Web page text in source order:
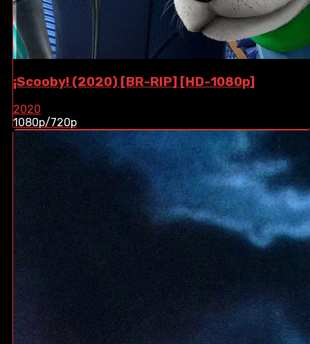
¡Scooby! (2020) [BR-RIP] [HD-1080p]
2020
1080p/720p